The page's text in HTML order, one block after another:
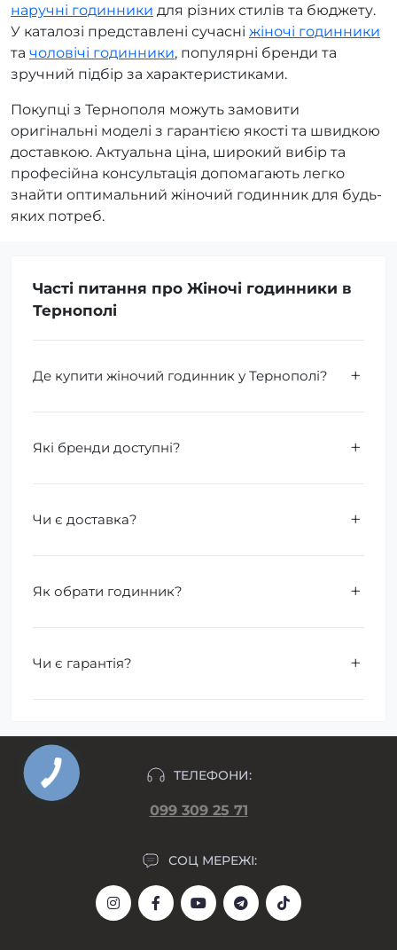
наручні годинники для різних стилів та бюджету.
У каталозі представлені сучасні жіночі годинники
та чоловічі годинники, популярні бренди та
зручний підбір за характеристиками.
Покупці з Тернополя можуть замовити
оригінальні моделі з гарантією якості та швидкою
доставкою. Актуальна ціна, широкий вибір та
професійна консультація допомагають легко
знайти оптимальний жіночий годинник для будь-
яких потреб.
Часті питання про Жіночі годинники в
Тернополі
Де купити жіночий годинник у Тернополі?
Які бренди доступні?
Чи є доставка?
Як обрати годинник?
Чи є гарантія?
ТЕЛЕФОНИ:
099 309 25 71
СОЦ МЕРЕЖІ: